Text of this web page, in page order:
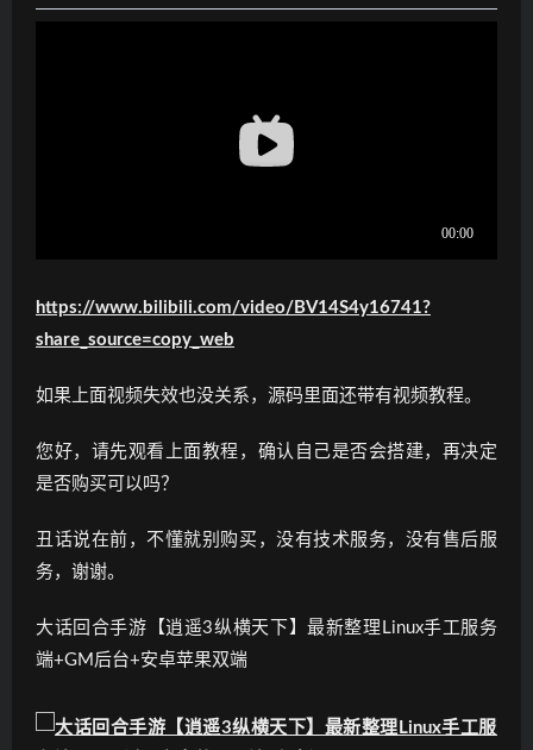
https://www.bilibili.com/video/BV14S4y16741?
share_source=copy_web
如果上面视频失效也没关系，源码里面还带有视频教程。
您好，请先观看上面教程，确认自己是否会搭建，再决定
是否购买可以吗？
丑话说在前，不懂就别购买，没有技术服务，没有售后服
务，谢谢。
大话回合手游【逍遥3纵横天下】最新整理Linux手工服务
端+GM后台+安卓苹果双端